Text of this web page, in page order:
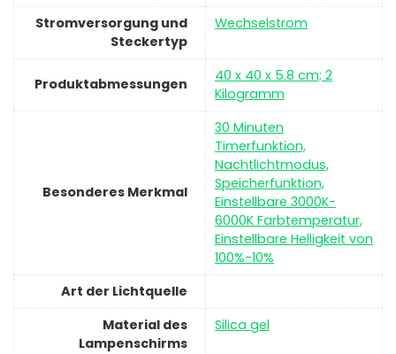
Stromversorgung und
Steckertyp
‎Wechselstrom
Produktabmessungen
‎40 x 40 x 5.8 cm; 2
Kilogramm
Besonderes Merkmal
‎30 Minuten
Timerfunktion,
Nachtlichtmodus,
Speicherfunktion,
Einstellbare 3000K-
6000K Farbtemperatur,
Einstellbare Helligkeit von
100%-10%
Art der Lichtquelle
Material des
Lampenschirms
‎Silica gel